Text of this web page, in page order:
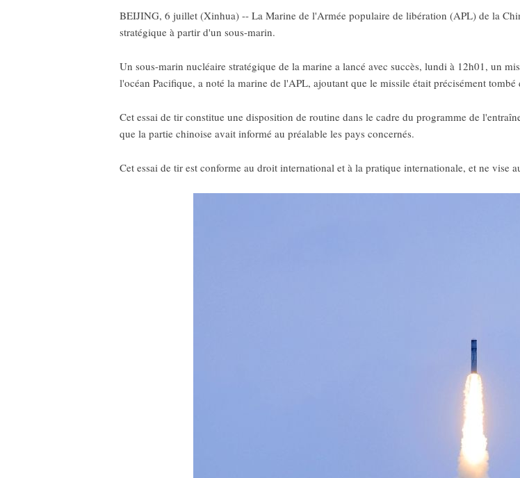
BEIJING, 6 juillet (Xinhua) -- La Marine de l'Armée populaire de libération (APL) de la
stratégique à partir d'un sous-marin.
Un sous-marin nucléaire stratégique de la marine a lancé avec succès, lundi à 12h01, un
l'océan Pacifique, a noté la marine de l'APL, ajoutant que le missile était précisément tombé
Cet essai de tir constitue une disposition de routine dans le cadre du programme de
que la partie chinoise avait informé au préalable les pays concernés.
Cet essai de tir est conforme au droit international et à la pratique internationale, et ne vise